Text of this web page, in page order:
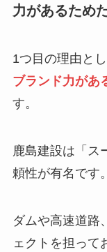
力があるため
1つ目の理由と
ブランド力があ
す。
鹿島建設は「ス
頼性が有名です。
ダムや高速道路
ェクトを担って